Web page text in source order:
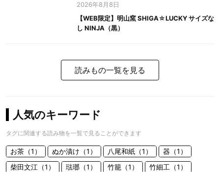
2026年8月8日
【WEB限定】明山窯 SHIGA☆LUCKY サイズな
し NINJA（黒）
読みもの一覧を見る
人気のキーワード
タグに関連する読み物を一覧で見ることができます
お茶（1） ぬか漬け（1） 八尾和紙（1）
器（1）
柴田文江（1）
琺瑯（1） 竹籠（1） 竹細工（1）